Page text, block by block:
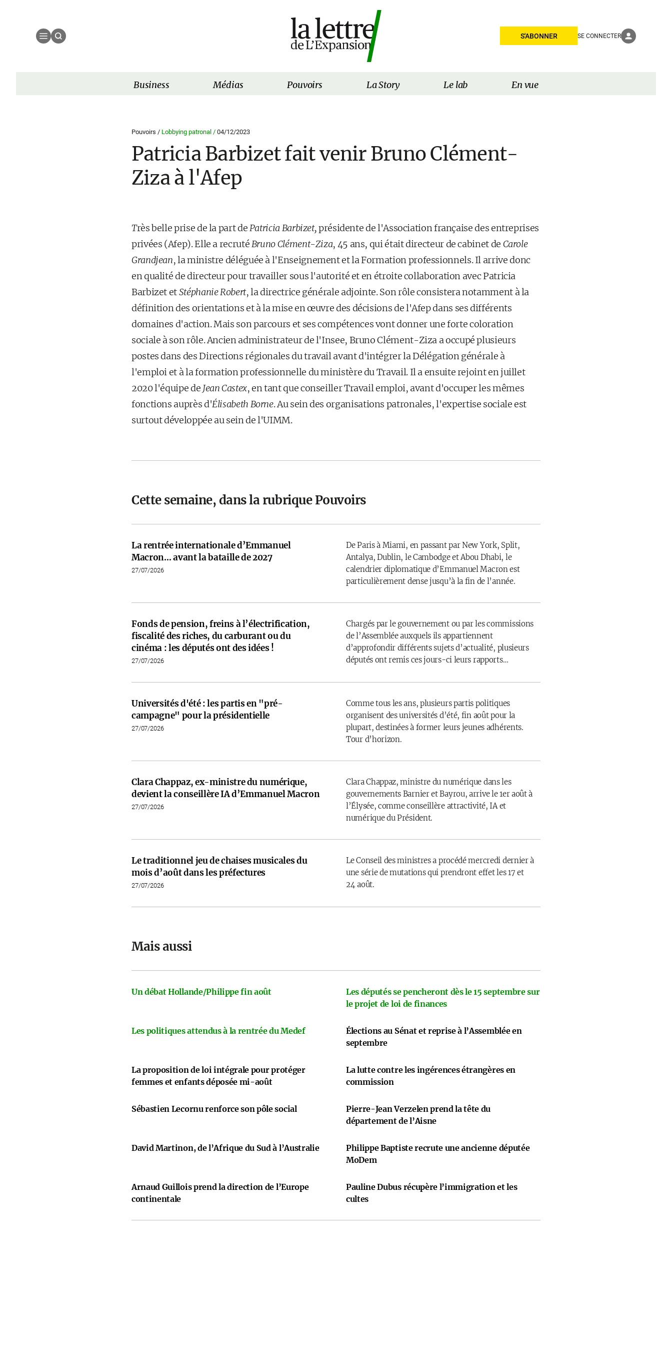
S'ABONNER SE CONNECTER
Business Médias Pouvoirs La Story Le lab En vue
Pouvoirs / Lobbying patronal / 04/12/2023
Patricia Barbizet fait venir Bruno Clément-
Ziza à l'Afep
Très belle prise de la part dePatricia Barbizet,présidente de l'Association française des entreprises
privées (Afep). Elle a recrutéBruno Clément-Ziza, 45 ans, qui était directeur de cabinet de Carole
Grandjean, la ministre déléguée à l'Enseignement et la Formation professionnels. Il arrive donc
en qualité de directeur pour travailler sous l'autorité et en étroite collaboration avec Patricia
Barbizet etStéphanie Robert, la directrice générale adjointe. Son rôle consistera notamment à la
définition des orientations et à la mise en œuvre des décisions de l'Afep dans ses différents
domaines d'action. Mais son parcours et ses compétences vont donner une forte coloration
sociale à son rôle. Ancien administrateur de l'Insee, Bruno Clément-Ziza a occupé plusieurs
postes dans des Directions régionales du travail avant d'intégrer la Délégation générale à
l'emploi et à la formation professionnelle du ministère du Travail. Il a ensuite rejoint en juillet
2020 l'équipe de Jean Castex, en tant que conseiller Travail emploi, avant d'occuper les mêmes
fonctions auprès d'Élisabeth Borne. Au sein des organisations patronales, l'expertise sociale est
surtout développée au sein de l'UIMM.
Cette semaine, dans la rubrique Pouvoirs
La rentrée internationale d’Emmanuel
Macron… avant la bataille de 2027
27/07/2026
De Paris à Miami, en passant par New York, Split,
Antalya, Dublin, le Cambodge et Abou Dhabi, le
calendrier diplomatique d’Emmanuel Macron est
particulièrement dense jusqu’à la fin de l’année.
Fonds de pension, freins à l’électrification,
fiscalité des riches, du carburant ou du
cinéma : les députés ont des idées !
27/07/2026
Chargés par le gouvernement ou par les commissions
de l’Assemblée auxquels ils appartiennent
d’approfondir différents sujets d’actualité, plusieurs
députés ont remis ces jours-ci leurs rapports…
Universités d'été : les partis en "pré-
campagne" pour la présidentielle
27/07/2026
Comme tous les ans, plusieurs partis politiques
organisent des universités d’été, fin août pour la
plupart, destinées à former leurs jeunes adhérents.
Tour d’horizon.
Clara Chappaz, ex-ministre du numérique,
devient la conseillère IA d’Emmanuel Macron
27/07/2026
Clara Chappaz, ministre du numérique dans les
gouvernements Barnier et Bayrou, arrive le 1er août à
l’Élysée, comme conseillère attractivité, IA et
numérique du Président.
Le traditionnel jeu de chaises musicales du
mois d’août dans les préfectures
27/07/2026
Le Conseil des ministres a procédé mercredi dernier à
une série de mutations qui prendront effet les 17 et
24 août.
Mais aussi
Un débat Hollande/Philippe fin août
Les députés se pencheront dès le 15 septembre sur
le projet de loi de finances
Les politiques attendus à la rentrée du Medef
Élections au Sénat et reprise à l’Assemblée en
septembre
La proposition de loi intégrale pour protéger
femmes et enfants déposée mi-août
La lutte contre les ingérences étrangères en
commission
Sébastien Lecornu renforce son pôle social
Pierre-Jean Verzelen prend la tête du
département de l’Aisne
David Martinon, de l’Afrique du Sud à l’Australie
Philippe Baptiste recrute une ancienne députée
MoDem
Arnaud Guillois prend la direction de l’Europe
continentale
Pauline Dubus récupère l’immigration et les
cultes